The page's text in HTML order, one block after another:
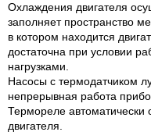
Охлаждения двигателя
заполняет пространство
в котором находится
достаточна при условии
нагрузками.
Насосы с термодатчиком
непрерывная работа
Термореле автоматически
двигателя.